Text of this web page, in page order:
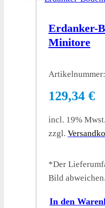
Erdanker-
Minitore
Artikelnummer:
129,34 €
incl. 19% Mwst.
zzgl.
*Der
Bild abweichen.
In den